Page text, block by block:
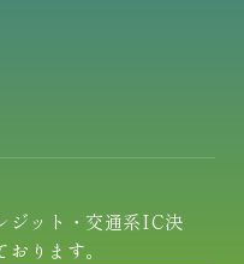
ジット・交通系IC決
ります。